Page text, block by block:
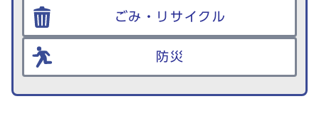
ごみ・リサイクル
防災